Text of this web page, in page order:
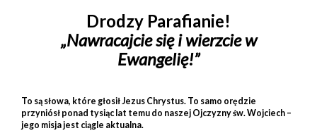
Drodzy Parafianie!
„Nawracajcie się i wierzcie w
Ewangelię!”
To są słowa, które głosił Jezus Chrystus. To samo orędzie
przyniósł ponad tysiąc lat temu do naszej Ojczyzny św. Wojciech –
jego misja jest ciągle aktualna.